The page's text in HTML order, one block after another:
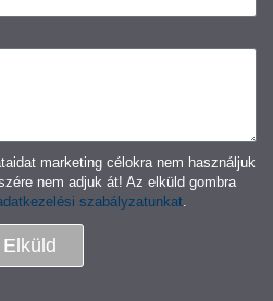
marketing célokra nem használjuk
nem adjuk át! Az elküld gombra
szabályzatunkat
Elküld